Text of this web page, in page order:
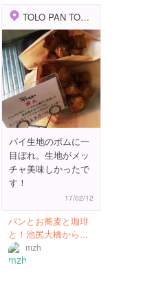
TOLO PAN TOKYO
パイ生地のポムに一
目ぼれ。生地がメッ
チャ美味しかったで
す！
17/02/12
パンとお蕎麦と珈琲
と！池尻大橋から...
mzh